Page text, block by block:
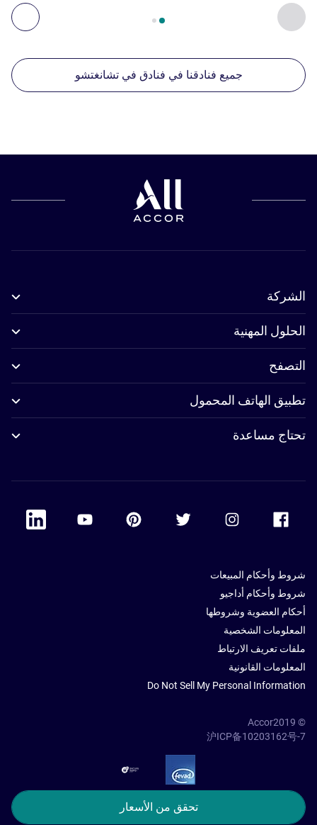
تحقق من الأسعار
السابق - منشآتنا الأخرى القريبة
الصفحة
جميع فنادقنا في فنادق في تشانغتشو
الشركة
الحلول المهنية
التصفح
تطبيق الهاتف المحمول
تحتاج مساعدة
Accor Youtube
Linkedin
شروط وأحكام المبيعات
شروط وأحكام أداجيو
أحكام العضوية وشروطها
المعلومات الشخصية
ملفات تعريف الارتباط
المعلومات القانونية
Do Not Sell My Personal Information
© Accor2019
沪ICP备10203162号-7